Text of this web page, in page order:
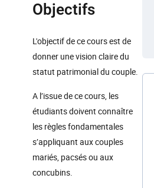
Objectifs
L'objectif de ce cours est de
donner une vision claire du
statut patrimonial du couple.
A l’issue de ce cours, les
étudiants doivent connaître
les règles fondamentales
s’appliquant aux couples
mariés, pacsés ou aux
concubins.